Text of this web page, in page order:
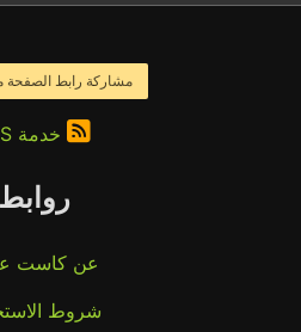
مشاركة رابط الصفحة
خدمة RSS
روابط
عن كاست
شروط